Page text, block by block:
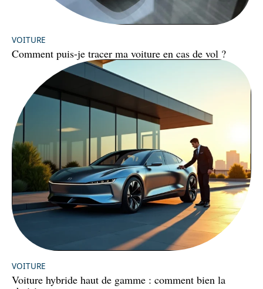
VOITURE
Comment puis-je tracer ma voiture en cas de vol ?
VOITURE
Voiture hybride haut de gamme : comment bien la